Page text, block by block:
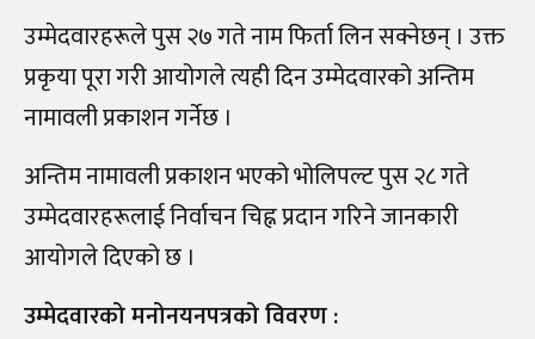
उम्मेदवारहरूले पुस २७ गते नाम फिर्ता लिन सक्नेछन्‌ । उक्त
प्रकृया पूरा गरी आयोगले त्यही दिन उम्मेदवारको अन्तिम
नामावली प्रकाशन गर्नेछ ।
अन्तिम नामावली प्रकाशन भएको भोलिपल्ट पुस २८ गते
उम्मेदवारहरूलाई निर्वाचन चिह्न प्रदान गरिने जानकारी
आयोगले दिएको छ ।
उम्मेदवारको मनोनयनपत्रको विवरण :